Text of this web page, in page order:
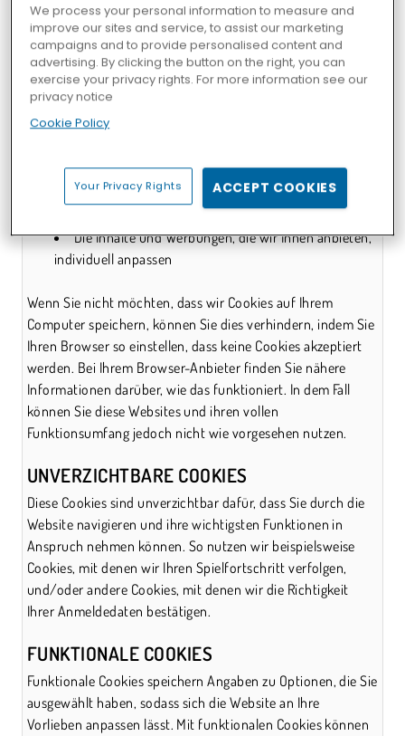
in welche Kategorien Cookies eingeteilt werden. Mit Cookies
verbessern und personalisieren wir Ihren Aufenthalt auf
unseren Websites zu folgenden Zwecken:
Dienste und Funktionen durchführen und
verbessern;
Sie erkennen, wenn Sie eine unserer Websites
Ihre bevorzugten Einstellungen speichern;
Die Wirksamkeit unserer Angebote, Werbungen und
Die Inhalte und Werbungen, die wir Ihnen anbieten,
individuell anpassen
Wenn Sie nicht möchten, dass wir Cookies auf Ihrem
Computer speichern, können Sie dies verhindern, indem Sie
Ihren Browser so einstellen, dass keine Cookies akzeptiert
werden. Bei Ihrem Browser-Anbieter finden Sie nähere
Informationen darüber, wie das funktioniert. In dem Fall
können Sie diese Websites und ihren vollen
Funktionsumfang jedoch nicht wie vorgesehen nutzen.
UNVERZICHTBARE COOKIES
Diese Cookies sind unverzichtbar dafür, dass Sie durch die
Website navigieren und ihre wichtigsten Funktionen in
Anspruch nehmen können. So nutzen wir beispielsweise
Cookies, mit denen wir Ihren Spielfortschritt verfolgen,
und/oder andere Cookies, mit denen wir die Richtigkeit
Ihrer Anmeldedaten bestätigen.
FUNKTIONALE COOKIES
Funktionale Cookies speichern Angaben zu Optionen, die Sie
ausgewählt haben, sodass sich die Website an Ihre
Vorlieben anpassen lässt. Mit funktionalen Cookies können
We process your personal information to measure and
improve our sites and service, to assist our marketing
campaigns and to provide personalised content and
advertising. By clicking the button on the right, you can
exercise your privacy rights. For more information see our
privacy notice
Cookie Policy
Your Privacy Rights ACCEPT COOKIES